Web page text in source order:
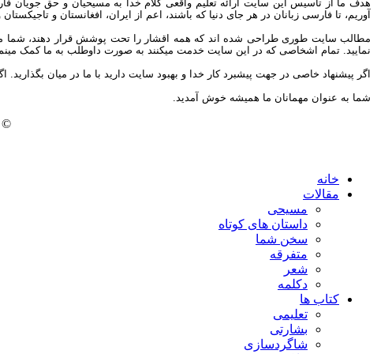
هدف ما از تاسیس این سایت ارائه تعلیم واقعی کلام خدا به مسیحیان و حق جویان
آوریم، تا فارسی زبانان در هر جای دنیا که باشند، اعم از ایران، افغانستان و
مطالب سایت طوری طراحی شده اند که همه اقشار را تحت پوشش قرار دهند، شما می
نمایید. تمام اشخاصی که در این سایت خدمت میکنند به صورت داوطلب به ما کمک
اگر پیشنهاد خاصی در جهت پیشبرد کار خدا و بهبود سایت دارید با ما در میان بگذارید.
شما به عنوان مهمانان ما همیشه خوش آمدید.
© ۲۰۱۵ کلیه حقوق متعلق به مرکز پژوهش های مسیحی میباشد.
خانه
مقالات
مسیحی
داستان های کوتاه
سخن شما
متفرقه
شعر
دکلمه
کتاب ها
تعلیمی
بشارتی
شاگردسازی